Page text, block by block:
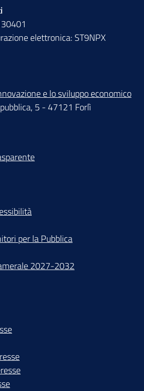
elettronica: ST9NPX
e lo sviluppo economico
5 - 47121 Forlì
per la Pubblica
2027-2032